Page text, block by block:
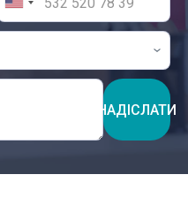
НАДІСЛАТИ